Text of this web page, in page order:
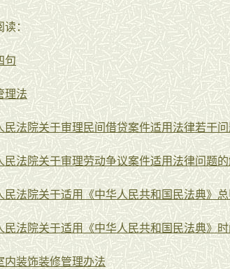
读：
句
理法
民法院关于审理民间借贷案件适用法律若干
民法院关于审理劳动争议案件适用法律问题
民法院关于适用《中华人民共和国民法典》
民法院关于适用《中华人民共和国民法典》
内装饰装修管理办法